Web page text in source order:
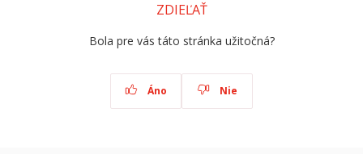
ZDIEĽAŤ
Bola pre vás táto stránka užitočná?
Áno Nie